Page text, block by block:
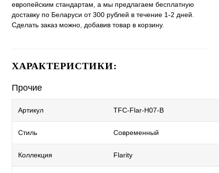
европейским стандартам, а мы предлагаем бесплатную
доставку по Беларуси от 300 рублей в течение 1-2 дней.
Сделать заказ можно, добавив товар в корзину.
ХАРАКТЕРИСТИКИ:
Прочие
Артикул TFC-Flar-H07-B
Стиль Современный
Коллекция Flarity